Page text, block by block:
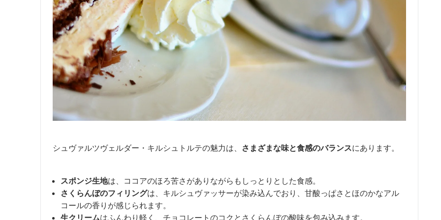
シュヴァルツヴェルダー・キルシュトルテの魅力は、 さまざまな味と食感のバランスにあります。
スポンジ生地は、ココアのほろ苦さがありながらもしっとりとした食感。
さくらんぼのフィリングは、キルシュヴァッサーが染み込んでおり、甘酸っぱさとほのかなアル
コールの香りが感じられます。
生クリームはふんわり軽く、チョコレートのコクとさくらんぼの酸味を包み込みます。